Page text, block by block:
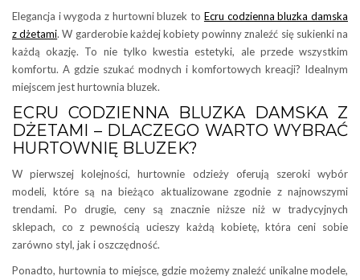
Elegancja i wygoda z hurtowni bluzek to Ecru codzienna bluzka damska
z dżetami. W garderobie każdej kobiety powinny znaleźć się sukienki na
każdą okazję. To nie tylko kwestia estetyki, ale przede wszystkim
komfortu. A gdzie szukać modnych i komfortowych kreacji? Idealnym
miejscem jest hurtownia bluzek.
ECRU CODZIENNA BLUZKA DAMSKA Z
DŻETAMI – DLACZEGO WARTO WYBRAĆ
HURTOWNIĘ BLUZEK?
W pierwszej kolejności, hurtownie odzieży oferują szeroki wybór
modeli, które są na bieżąco aktualizowane zgodnie z najnowszymi
trendami. Po drugie, ceny są znacznie niższe niż w tradycyjnych
sklepach, co z pewnością ucieszy każdą kobietę, która ceni sobie
zarówno styl, jak i oszczędność.
Ponadto, hurtownia to miejsce, gdzie możemy znaleźć unikalne modele,